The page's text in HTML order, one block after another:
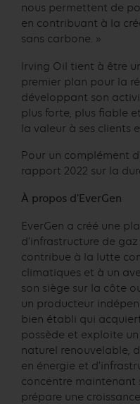
nous permettent de
en contribuant à la
sans carbone. »
Irving Oil tient à être
premier plan pour la
développant son
plus forte, plus fiable
la valeur à ses clients
Pour un complément
rapport 2022 sur la
À propos d’EverGen
EverGen a créé une
d’infrastructure de
contribue à la lutte
climatiques et à un
son siège sur la côte
un producteur
bien établi qui
possède et exploite
naturel renouvelable,
en énergie et
concentre maintenant
prépare une